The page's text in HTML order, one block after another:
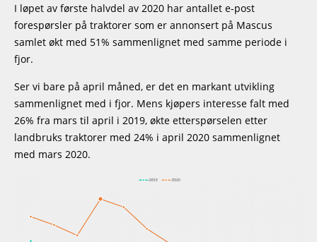
I løpet av første halvdel av 2020 har antallet e-post
forespørsler på traktorer som er annonsert på Mascus
samlet økt med 51% sammenlignet med samme periode i
fjor.
Ser vi bare på april måned, er det en markant utvikling
sammenlignet med i fjor. Mens kjøpers interesse falt med
26% fra mars til april i 2019, økte etterspørselen etter
landbruks traktorer med 24% i april 2020 sammenlignet
med mars 2020.